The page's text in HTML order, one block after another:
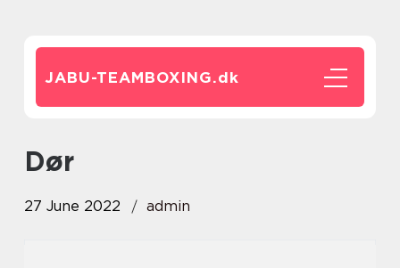
JABU-TEAMBOXING.dk
dør
27 June 2022 admin